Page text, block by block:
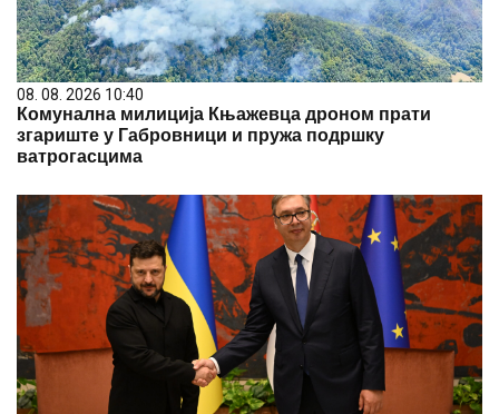
08. 08. 2026 10:40
Комунална милиција Књажевца дронoм прати
згариште у Габровници и пружа подршку
ватрогасцима